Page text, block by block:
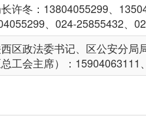
许冬：13804055299、
、024-25855432、
区政法委书记、区公安分局
工会主席）：15904063111